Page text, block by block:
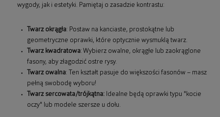
wygody, jak i estetyki. Pamiętaj o zasadzie kontrastu:
Twarz okrągła: Postaw na kanciaste, prostokątne lub
geometryczne oprawki, które optycznie wysmuklą twarz.
Twarz kwadratowa: Wybierz owalne, okrągłe lub zaokrąglone
fasony, aby złagodzić ostre rysy.
Twarz owalna: Ten kształt pasuje do większości fasonów – masz
pełną swobodę wyboru!
Twarz sercowata/trójkątna: Idealne będą oprawki typu "kocie
oczy" lub modele szersze u dołu.